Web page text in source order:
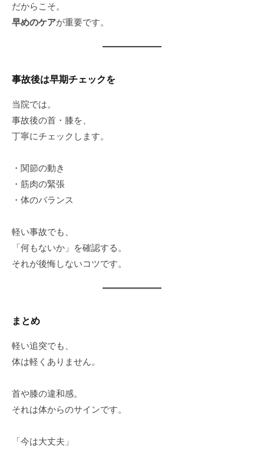
だからこそ。
早めのケアが重要です。
事故後は早期チェックを
当院では。
事故後の首・膝を、
丁寧にチェックします。
・関節の動き
・筋肉の緊張
・体のバランス
軽い事故でも、
「何もないか」を確認する。
それが後悔しないコツです。
まとめ
軽い追突でも、
体は軽くありません。
首や膝の違和感。
それは体からのサインです。
「今は大丈夫」